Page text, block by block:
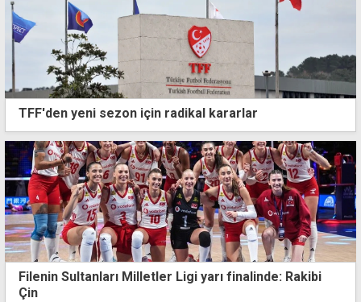
TFF'den yeni sezon için radikal kararlar
Filenin Sultanları Milletler Ligi yarı finalinde: Rakibi
Çin